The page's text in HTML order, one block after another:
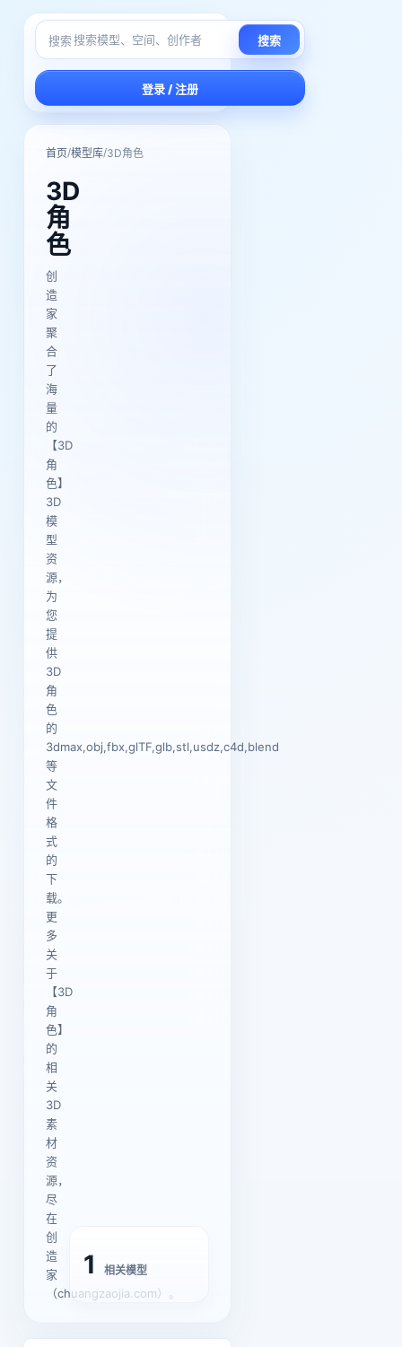
搜索 搜索
登录 / 注册
首页/模型库/3D角色
3D
角
色
创
造
家
聚
合
了
海
量
的
【3D
角
色】
3D
模
型
资
源，
为
您
提
供
3D
角
色
的
3dmax,obj,fbx,glTF,glb,stl,usdz,c4d,blend
等
文
件
格
式
的
下
载。
更
多
关
于
【3D
角
色】
的
相
关
3D
素
材
资
源，
尽
在
创
造
家
（chuangzaojia.com）。
1 相关模型